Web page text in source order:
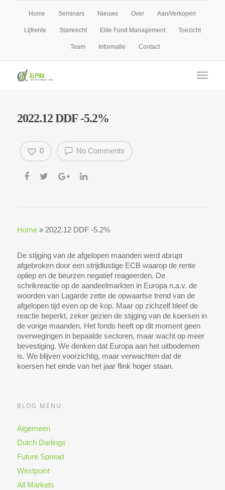
Home Seminars Nieuws Over Aan/Verkopen
Lijfrente Stamrecht Elite Fund Management Toezicht
Team Informatie Contact
2022.12 DDF -5.2%
No Comments
0
Home» 2022.12 DDF -5.2%
De stijging van de afgelopen maanden werd abrupt
afgebroken door een strijdlustige ECB waarop de rente
opliep en de beurzen negatief reageerden. De
schrikreactie op de aandeelmarkten in Europa n.a.v. de
woorden van Lagarde zette de opwaartse trend van de
afgelopen tijd even op de kop. Maar op zichzelf bleef de
reactie beperkt, zeker gezien de stijging van de koersen in
de vorige maanden. Het fonds heeft op dit moment geen
overwegingen in bepaalde sectoren, maar wacht op meer
bevestiging. We denken dat Europa aan het uitbodemen
is. We blijven voorzichtig, maar verwachten dat de
koersen het einde van het jaar flink hoger staan.
BLOG MENU
Algemeen
Dutch Darlings
Future Spread
Westpoint
All Markets